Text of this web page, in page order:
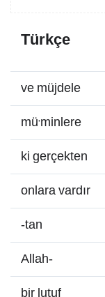
Türkçe
ve müjdele
mü’minlere
ki gerçekten
onlara vardır
-tan
Allah-